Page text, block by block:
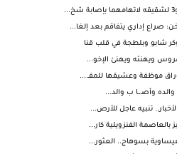
إداري يتفاقم بعد إلغا...
شابو وبلطجة في قلب قنا
ويهنئه ويهنئ الإخو...
موظفة وعشيقها للمفـ....
والده وأصـ.ـا ب والد...
تنبيه عاجل للأرص...
بالعاصمة الفنزويلية كار...
بسوهاج.. العثور...